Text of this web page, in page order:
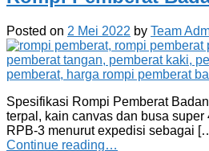
Posted on 2 Mei 2022 by Team
Spesifikasi Rompi Pemberat
terpal, kain canvas dan busa
RPB-3 menurut expedisi sebagai
Continue reading…